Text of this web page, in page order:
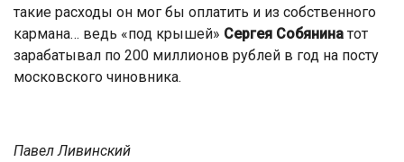
такие расходы он мог бы оплатить и из собственного
кармана… ведь «под крышей» Сергея Собянина тот
зарабатывал по 200 миллионов рублей в год на посту
московского чиновника.
Павел Ливинский